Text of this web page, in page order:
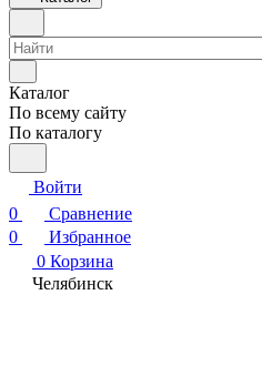
Каталог
По всему сайту
По каталогу
Войти
0
Сравнение
0
Избранное
0 Корзина
Челябинск